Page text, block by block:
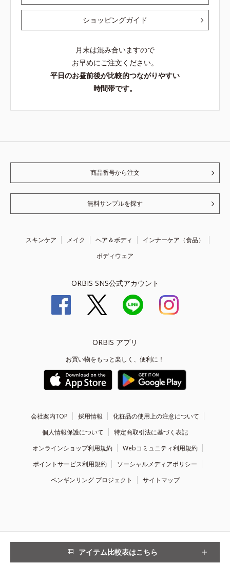
アイテム比較表はこちら
ショッピングガイド
月末は混み合いますので
お早めにご注文ください。
平日のお昼前後が比較的つながりやすい
時間帯です。
商品番号から注文
無料サンプルを探す
スキンケア メイク ヘア＆ボディ
インナーケア（食品）
ボディウェア
ORBIS SNS公式アカウント
ORBIS アプリ
お買い物をもっと楽しく、便利に！
会社案内TOP 採用情報
化粧品の使用上の注意について
個人情報保護について
特定商取引法に基づく表記
オンラインショップ利用規約
Webコミュニティ利用規約
ポイントサービス利用規約
ソーシャルメディアポリシー
ペンギンリング プロジェクト
サイトマップ